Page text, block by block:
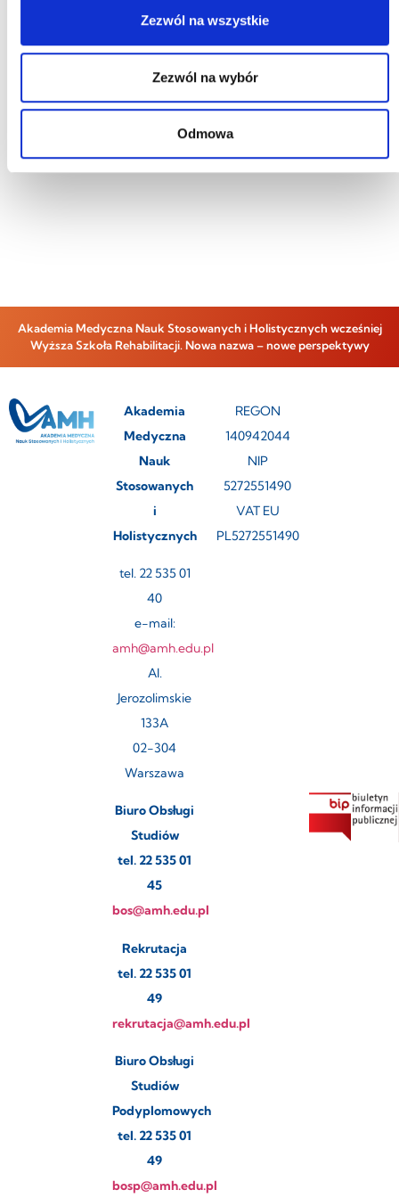
Zezwól na wszystkie
Zezwól na wybór
Odmowa
Akademia Medyczna Nauk Stosowanych i Holistycznych wcześniej
Wyższa Szkoła Rehabilitacji. Nowa nazwa – nowe perspektywy
Akademia
Medyczna
Nauk
Stosowanych
i
Holistycznych
tel. 22 535 01
40
e-mail:
amh@amh.edu.pl
Al.
Jerozolimskie
133A
02-304
Warszawa
Biuro Obsługi
Studiów
tel. 22 535 01
45
bos@amh.edu.pl
Rekrutacja
tel. 22 535 01
49
rekrutacja@amh.edu.pl
Biuro Obsługi
Studiów
Podyplomowych
tel. 22 535 01
49
bosp@amh.edu.pl
REGON
140942044
NIP
5272551490
VAT EU
PL5272551490